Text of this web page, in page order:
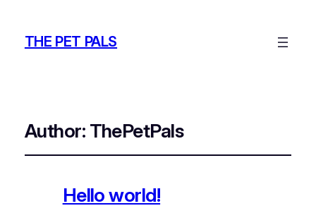
THE PET PALS
Author: ThePetPals
Hello world!